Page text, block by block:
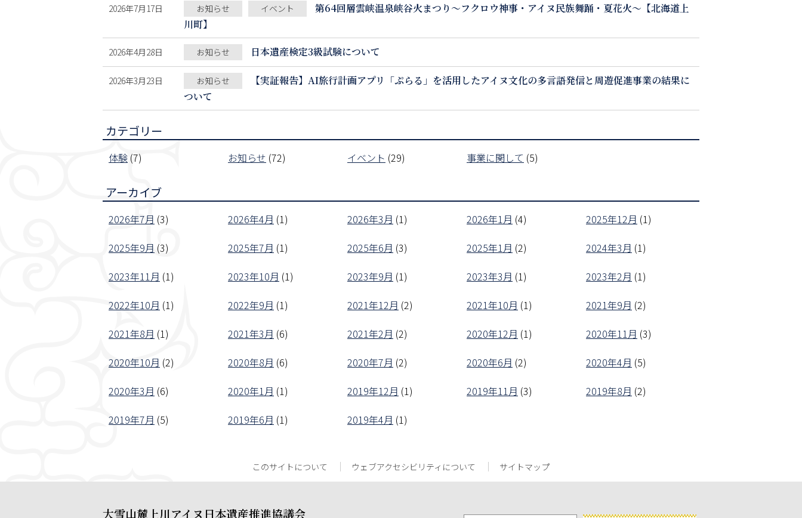
2026年7月17日 お知らせ イベント
第64回層雲峡温泉峡谷火まつり～フクロウ神事・アイヌ民族舞踊・夏花火～【北海道上
川町】
2026年4月28日 お知らせ 日本遺産検定3級試験について
2026年3月23日 お知らせ
【実証報告】AI旅行計画アプリ「ぷらる」を活用したアイヌ文化の多言語発信と周遊促進事業の結果に
ついて
カテゴリー
体験 (7) お知らせ (72) イベント (29) 事業に関して (5)
アーカイブ
2026年7月 (3) 2026年4月 (1) 2026年3月 (1) 2026年1月 (4) 2025年12月 (1)
2025年9月 (3) 2025年7月 (1) 2025年6月 (3) 2025年1月 (2) 2024年3月 (1)
2023年11月 (1) 2023年10月 (1) 2023年9月 (1) 2023年3月 (1) 2023年2月 (1)
2022年10月 (1) 2022年9月 (1) 2021年12月 (2) 2021年10月 (1) 2021年9月 (2)
2021年8月 (1) 2021年3月 (6) 2021年2月 (2) 2020年12月 (1) 2020年11月 (3)
2020年10月 (2) 2020年8月 (6) 2020年7月 (2) 2020年6月 (2) 2020年4月 (5)
2020年3月 (6) 2020年1月 (1) 2019年12月 (1) 2019年11月 (3) 2019年8月 (2)
2019年7月 (5) 2019年6月 (1) 2019年4月 (1)
このサイトについて ウェブアクセシビリティについて サイトマップ
大雪山麓上川アイヌ日本遺産推進協議会